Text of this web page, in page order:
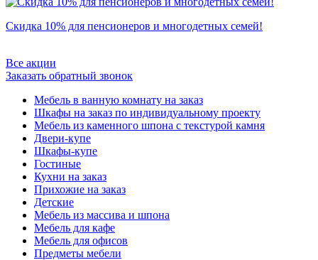
Скидка 10% для пенсионеров и многодетных семей!
Все акции
Заказать обратный звонок
Мебель в ванную комнату на заказ
Шкафы на заказ по индивидуальному проекту
Мебель из каменного шпона с текстурой камня
Двери-купе
Шкафы-купе
Гостиные
Кухни на заказ
Прихожие на заказ
Детские
Мебель из массива и шпона
Мебель для кафе
Мебель для офисов
Предметы мебели